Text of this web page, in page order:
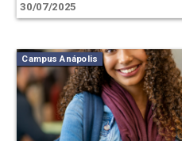
30/07/2025
Campus Anápolis